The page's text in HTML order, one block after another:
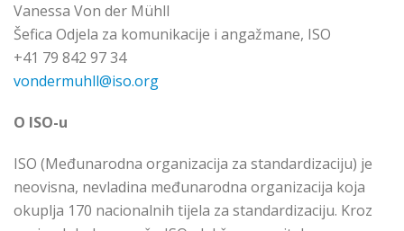
Vanessa Von der Mühll
Šefica Odjela za komunikacije i angažmane, ISO
+41 79 842 97 34
vondermuhll@iso.org
O ISO-u
ISO (Međunarodna organizacija za standardizaciju) je
neovisna, nevladina međunarodna organizacija koja
okuplja 170 nacionalnih tijela za standardizaciju. Kroz